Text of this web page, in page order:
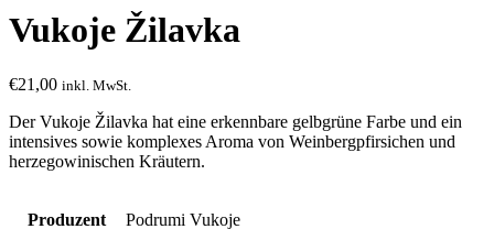
Vukoje Žilavka
€21,00 inkl. MwSt.
Der Vukoje Žilavka hat eine erkennbare gelbgrüne Farbe und ein
intensives sowie komplexes Aroma von Weinbergpfirsichen und
herzegowinischen Kräutern.
Produzent Podrumi Vukoje